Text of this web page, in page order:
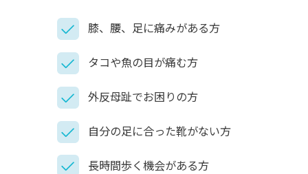
膝、腰、足に痛みがある方
タコや魚の目が痛む方
外反母趾でお困りの方
自分の足に合った靴がない方
長時間歩く機会がある方